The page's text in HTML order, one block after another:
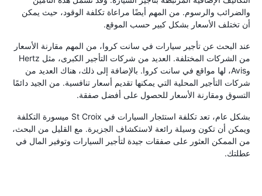
والضرائب والرسوم. من المهم أيضًا مراعاة تكلفة الوقود، حيث يمكن
أن تختلف الأسعار بشكل كبير حسب الموقع.
عند البحث عن تأجير سيارات في سانت كروا، من المهم مقارنة الأسعار
من الشركات المختلفة. العديد من شركات التأجير الكبرى، مثل Hertz
وAvis، لها مواقع في سانت كروا. بالإضافة إلى ذلك، هناك العديد من
شركات التأجير المحلية التي يمكنها تقديم أسعار تنافسية. من الجيد دائمًا
التسوق ومقارنة الأسعار للحصول على أفضل صفقة.
بشكل عام، تعد تكلفة استئجار السيارات في St Croix ميسورة التكلفة
ويمكن أن تكون وسيلة رائعة لاستكشاف الجزيرة. مع القليل من البحث،
من الممكن العثور على صفقات جيدة لتأجير السيارات وتوفير المال في
عطلتك.